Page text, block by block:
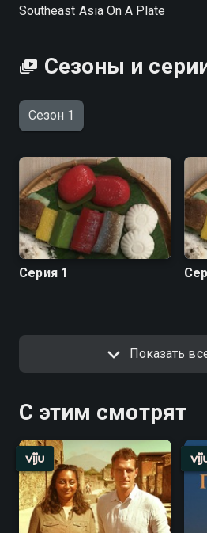
Southeast Asia On A Plate
Сезоны и
Сезон 1
Серия 1
Показать
С этим смотрят